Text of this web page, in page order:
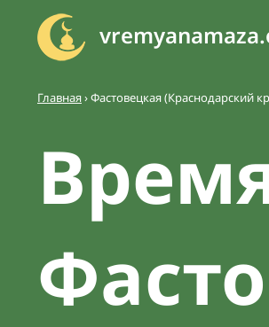
Главная›Фастовецкая (Краснодарский